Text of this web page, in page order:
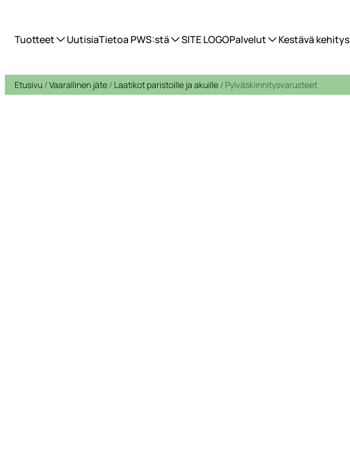
Tuotteet UutisiaTietoa PWS:stä SITE LOGOPalvelut Kestävä kehitys
Etusivu /Vaarallinen jäte / Laatikot paristoille ja akuille / Pylväskiinnitysvarusteet